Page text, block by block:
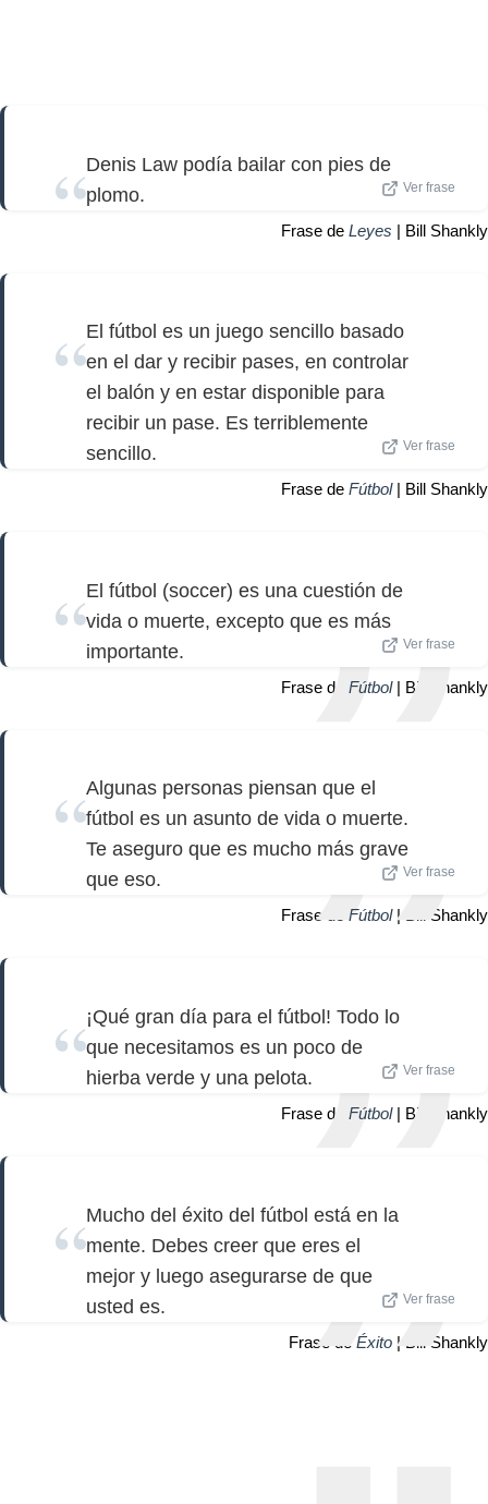
Denis Law podía bailar con pies de
plomo.
Ver frase
Frase de Leyes | Bill Shankly
El fútbol es un juego sencillo basado
en el dar y recibir pases, en controlar
el balón y en estar disponible para
recibir un pase. Es terriblemente
sencillo.
Ver frase
Frase de Fútbol| Bill Shankly
El fútbol (soccer) es una cuestión de
vida o muerte, excepto que es más
importante.
Ver frase
Frase de Fútbol| Bill Shankly
Algunas personas piensan que el
fútbol es un asunto de vida o muerte.
Te aseguro que es mucho más grave
que eso.
Ver frase
Frase de Fútbol| Bill Shankly
¡Qué gran día para el fútbol! Todo lo
que necesitamos es un poco de
hierba verde y una pelota.
Ver frase
Frase de Fútbol| Bill Shankly
Mucho del éxito del fútbol está en la
mente. Debes creer que eres el
mejor y luego asegurarse de que
usted es.
Ver frase
Frase de Éxito | Bill Shankly